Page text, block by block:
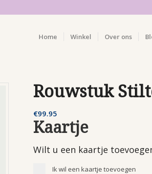
Home Winkel Over ons
Rouwstuk
€99.95
Kaartje
Wilt u een kaartje
Ik wil een kaartje toevoegen